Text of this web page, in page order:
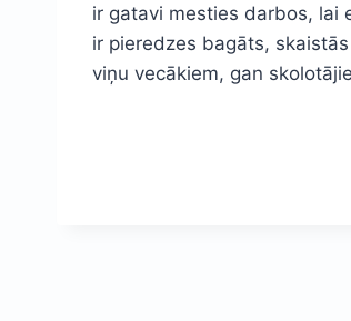
ir gatavi mesties darbos, lai
ir pieredzes bagāts,
viņu vecākiem, gan